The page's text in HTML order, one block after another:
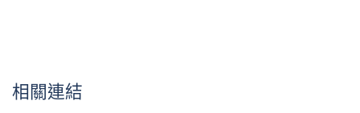
相關連結